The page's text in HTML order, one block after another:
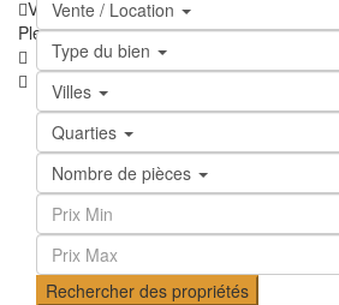
Contactez-nous
Vue Feuille de route Satellite
Plein écran Prev Prochain
Vente / Location
Type du bien
Villes
Quarties
Nombre de pièces